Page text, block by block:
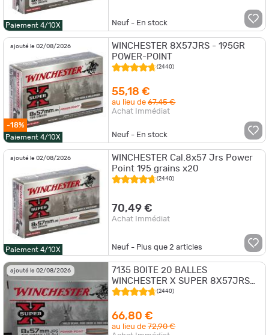
Paiement 4/10X Neuf - En stock
ajouté le 02/08/2026
-18%
Paiement 4/10X
WINCHESTER 8X57JRS - 195GR
POWER-POINT
(2440)
55,18 €
au lieu de67,45 €
Achat Immédiat
Neuf - En stock
ajouté le 02/08/2026
Paiement 4/10X
WINCHESTER Cal.8x57 Jrs Power
Point 195 grains x20
(2440)
70,49 €
Achat Immédiat
Neuf - Plus que2 articles
ajouté le 02/08/2026
7135 BOITE 20 BALLES
WINCHESTER X SUPER 8X57JRS
195 GRAINS NEUF
(2440)
66,80 €
au lieu de72,90 €